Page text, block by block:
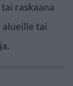
raskaana
tai